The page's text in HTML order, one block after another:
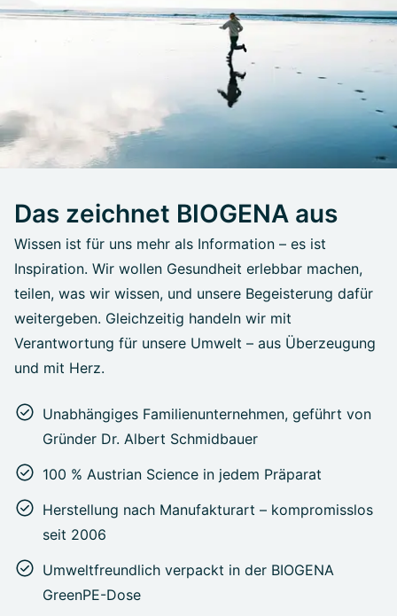
Das zeichnet BIOGENA aus
Wissen ist für uns mehr als Information – es ist
Inspiration. Wir wollen Gesundheit erlebbar machen,
teilen, was wir wissen, und unsere Begeisterung dafür
weitergeben. Gleichzeitig handeln wir mit
Verantwortung für unsere Umwelt – aus Überzeugung
und mit Herz.
Unabhängiges Familienunternehmen, geführt von
Gründer Dr. Albert Schmidbauer
100 % Austrian Science in jedem Präparat
Herstellung nach Manufakturart – kompromisslos
seit 2006
Umweltfreundlich verpackt in der BIOGENA
GreenPE-Dose